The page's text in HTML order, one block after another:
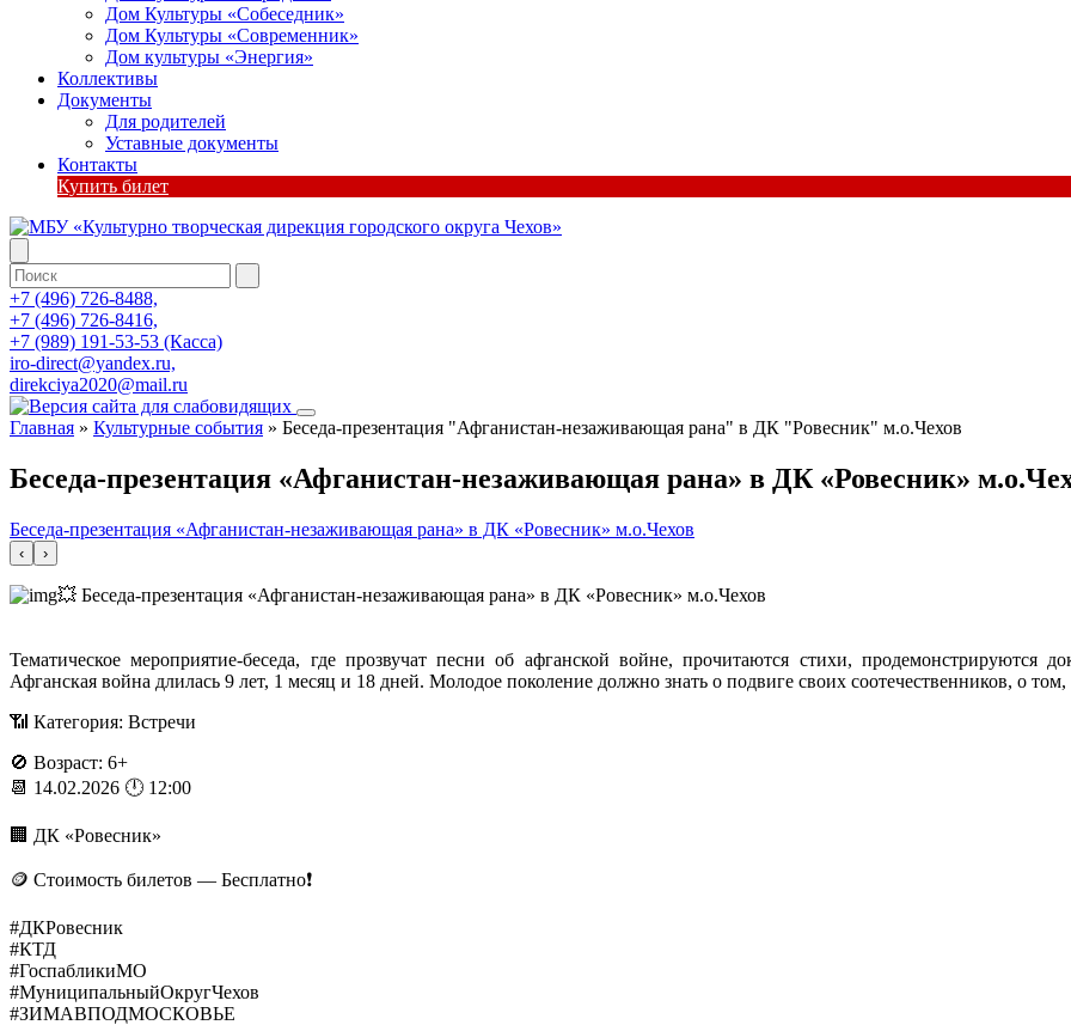
Дом Культуры «Собеседник»
Дом Культуры «Современник»
Дом культуры «Энергия»
Коллективы
Документы
Для родителей
Уставные документы
Контакты
Купить билет
+7 (496) 726-8488,
+7 (496) 726-8416,
+7 (989) 191-53-53 (Касса)
iro-direct@yandex.ru,
direkciya2020@mail.ru
Главная » Культурные события » Беседа-презентация "Афганистан-незаживающая рана" в ДК "Ровесник" м.о.Чехов
Беседа-презентация «Афганистан-незаживающая рана» в ДК «Ровесник»
Беседа-презентация «Афганистан-незаживающая рана» в ДК «Ровесник» м.о.Чехов
‹ ›
💥 Беседа-презентация «Афганистан-незаживающая рана» в ДК «Ровесник» м.о.Чехов
Тематическое мероприятие-беседа, где прозвучат песни об афганской войне, прочитаются стихи,
Афганская война длилась 9 лет, 1 месяц и 18 дней. Молодое поколение должно знать о подвиге своих соотечественников, о
📶 Категория: Встречи
🚫 Возраст: 6+
📆 14.02.2026 🕛 12:00
🏢 ДК «Ровесник»
🪙 Стоимость билетов — Бесплатно❗️
#ДКРовесник
#КТД
#ГоспабликиМО
#МуниципальныйОкругЧехов
#ЗИМАВПОДМОСКОВЬЕ